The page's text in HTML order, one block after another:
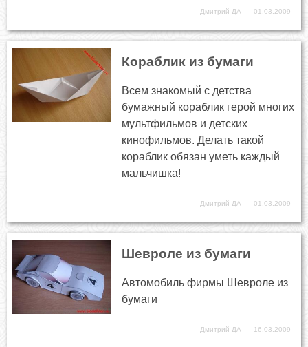
Дмитрий ДА 01.03.2009
Кораблик из бумаги
Всем знакомый с детства
бумажный кораблик герой многих
мультфильмов и детских
кинофильмов. Делать такой
кораблик обязан уметь каждый
мальчишка!
Дмитрий ДА 01.03.2009
Шевроле из бумаги
Автомобиль фирмы Шевроле из
бумаги
Дмитрий ДА 16.03.2009